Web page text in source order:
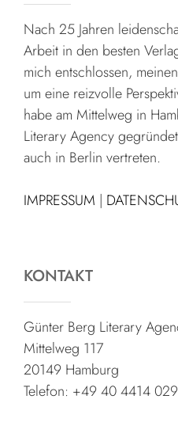
Nach 25 Jahren
Arbeit in den besten
mich entschlossen,
um eine reizvolle
habe am Mittelweg in
Literary Agency
auch in Berlin vertreten.
IMPRESSUM |
KONTAKT
Günter Berg Literary
Mittelweg 117
20149 Hamburg
Telefon: +49 40 4414